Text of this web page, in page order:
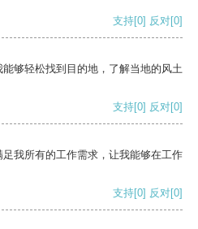
支持[0] 反对[0]
够轻松找到目的地，了解当地的风土
支持[0] 反对[0]
我所有的工作需求，让我能够在工作
支持[0] 反对[0]